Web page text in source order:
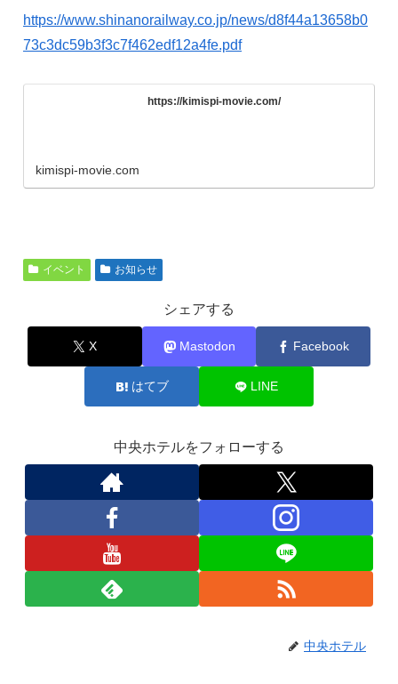
https://www.shinanorailway.co.jp/news/d8f44a13658b0
73c3dc59b3f3c7f462edf12a4fe.pdf
https://kimispi-movie.com/
kimispi-movie.com
イベント お知らせ
シェアする
X Mastodon Facebook
はてブ LINE
中央ホテルをフォローする
中央ホテル